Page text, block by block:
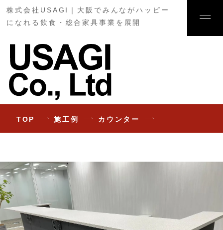
株式会社USAGI｜大阪でみんながハッピー
になれる飲食・総合家具事業を展開
TOP 施工例 カウンター